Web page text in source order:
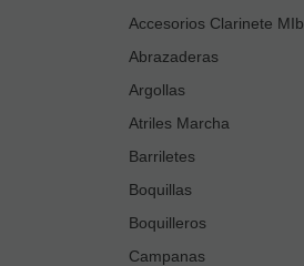
Accesorios Clarinete MIb
Abrazaderas
Argollas
Atriles Marcha
Barriletes
Boquillas
Boquilleros
Campanas